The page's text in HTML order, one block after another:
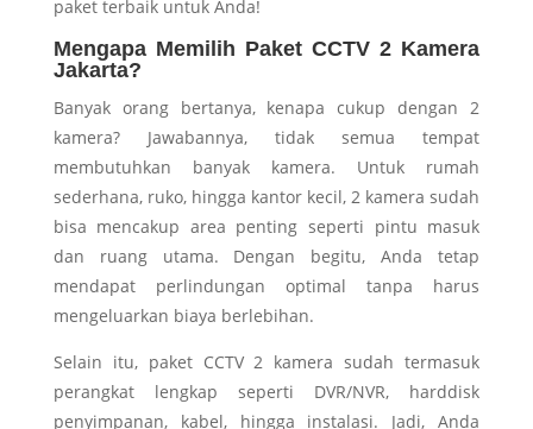
paket terbaik untuk Anda!
Mengapa Memilih Paket CCTV 2 Kamera
Jakarta?
Banyak orang bertanya, kenapa cukup dengan 2
kamera? Jawabannya, tidak semua tempat
membutuhkan banyak kamera. Untuk rumah
sederhana, ruko, hingga kantor kecil, 2 kamera sudah
bisa mencakup area penting seperti pintu masuk
dan ruang utama. Dengan begitu, Anda tetap
mendapat perlindungan optimal tanpa harus
mengeluarkan biaya berlebihan.
Selain itu, paket CCTV 2 kamera sudah termasuk
perangkat lengkap seperti DVR/NVR, harddisk
penyimpanan, kabel, hingga instalasi. Jadi, Anda